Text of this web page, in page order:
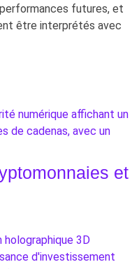
futures, et
être interprétés avec
et